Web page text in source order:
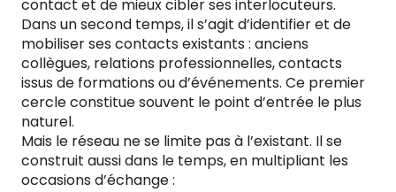
contact et de mieux cibler ses interlocuteurs.
Dans un second temps, il s’agit d’identifier et de
mobiliser ses contacts existants : anciens
collègues, relations professionnelles, contacts
issus de formations ou d’événements. Ce premier
cercle constitue souvent le point d’entrée le plus
naturel.
Mais le réseau ne se limite pas à l’existant. Il se
construit aussi dans le temps, en multipliant les
occasions d’échange :